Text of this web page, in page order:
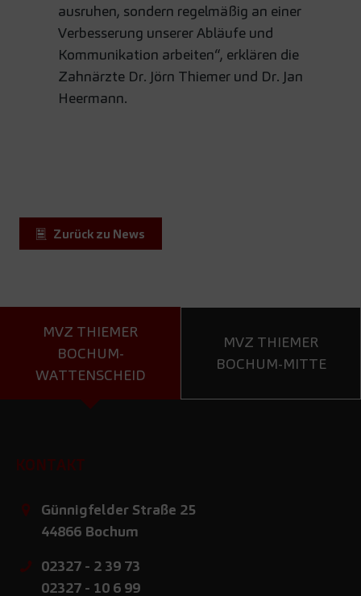
ausruhen, sondern regelmäßig an einer
Verbesserung unserer Abläufe und
Kommunikation arbeiten“, erklären die
Zahnärzte Dr. Jörn Thiemer und Dr. Jan
Heermann.
Zurück zu News
MVZ THIEMER
BOCHUM-
WATTENSCHEID
MVZ THIEMER
BOCHUM-MITTE
KONTAKT
Günnigfelder Straße 25
44866 Bochum
02327 - 2 39 73
02327 - 10 6 99